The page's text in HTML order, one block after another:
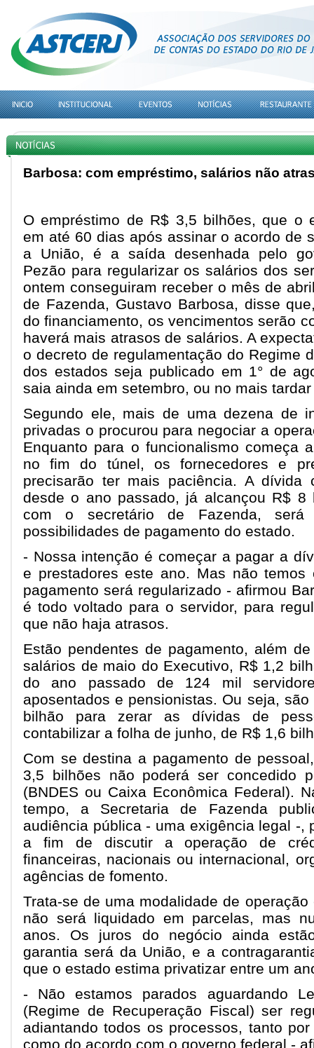
Barbosa: com empréstimo, salários não
O empréstimo de R$ 3,5 bilhões, que o
em até 60 dias após assinar o acordo de
a União, é a saída desenhada pelo
Pezão para regularizar os salários dos
ontem conseguiram receber o mês de
de Fazenda, Gustavo Barbosa, disse
do financiamento, os vencimentos serão
haverá mais atrasos de salários. A
o decreto de regulamentação do Regime
dos estados seja publicado em 1° de
saia ainda em setembro, ou no mais
Segundo ele, mais de uma dezena de
privadas o procurou para negociar a
Enquanto para o funcionalismo começa
no fim do túnel, os fornecedores e
precisarão ter mais paciência. A dívida
desde o ano passado, já alcançou R$ 8
com o secretário de Fazenda, será
possibilidades de pagamento do estado.
- Nossa intenção é começar a pagar a
e prestadores este ano. Mas não temos
pagamento será regularizado - afirmou
é todo voltado para o servidor, para
que não haja atrasos.
Estão pendentes de pagamento, além
salários de maio do Executivo, R$ 1,2
do ano passado de 124 mil
aposentados e pensionistas. Ou seja,
bilhão para zerar as dívidas de
contabilizar a folha de junho, de R$ 1,6
Com se destina a pagamento de
3,5 bilhões não poderá ser concedido
(BNDES ou Caixa Econômica Federal).
tempo, a Secretaria de Fazenda
audiência pública - uma exigência legal -,
a fim de discutir a operação de
financeiras, nacionais ou internacional,
agências de fomento.
Trata-se de uma modalidade de
não será liquidado em parcelas, mas
anos. Os juros do negócio ainda
garantia será da União, e a
que o estado estima privatizar entre um
- Não estamos parados aguardando
(Regime de Recuperação Fiscal) ser
adiantando todos os processos, tanto
como do acordo com o governo federal -